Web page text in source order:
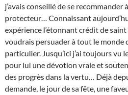
j’avais conseillé de se recommander
protecteur… Connaissant
expérience l’étonnant crédit de
voudrais persuader à tout le monde
particulier. Jusqu’ici j’ai toujours vu
pour lui une dévotion vraie et
des progrès dans la vertu… Déjà
demande, le jour de sa fête, une